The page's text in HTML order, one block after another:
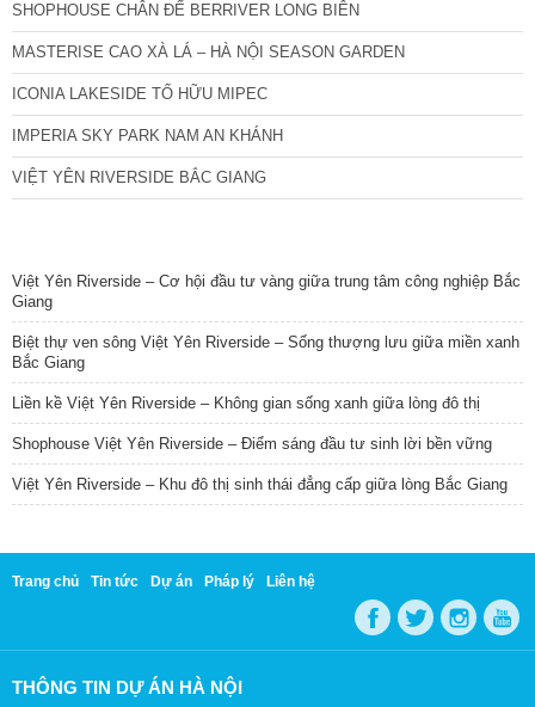
SHOPHOUSE CHÂN ĐẾ BERRIVER LONG BIÊN
MASTERISE CAO XÀ LÁ – HÀ NỘI SEASON GARDEN
ICONIA LAKESIDE TỐ HỮU MIPEC
IMPERIA SKY PARK NAM AN KHÁNH
VIỆT YÊN RIVERSIDE BẮC GIANG
Việt Yên Riverside – Cơ hội đầu tư vàng giữa trung tâm công nghiệp Bắc
Giang
Biệt thự ven sông Việt Yên Riverside – Sống thượng lưu giữa miền xanh
Bắc Giang
Liền kề Việt Yên Riverside – Không gian sống xanh giữa lòng đô thị
Shophouse Việt Yên Riverside – Điểm sáng đầu tư sinh lời bền vững
Việt Yên Riverside – Khu đô thị sinh thái đẳng cấp giữa lòng Bắc Giang
Trang chủ Tin tức Dự án Pháp lý Liên hệ
THÔNG TIN DỰ ÁN HÀ NỘI